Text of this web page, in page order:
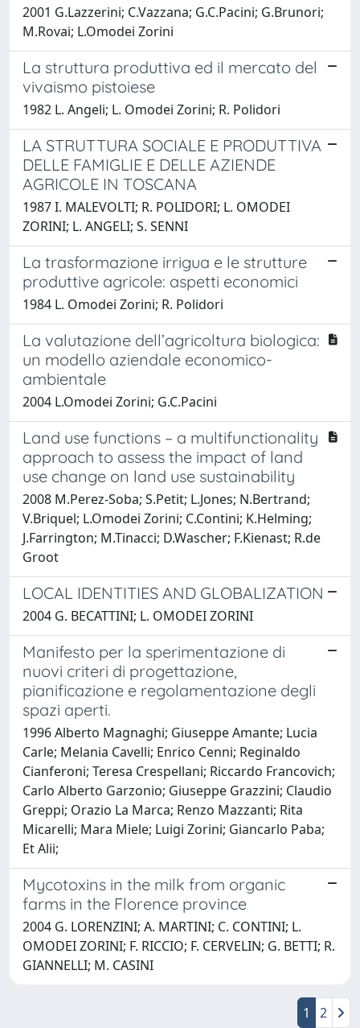
2001 G.Lazzerini; C.Vazzana; G.C.Pacini; G.Brunori;
M.Rovai; L.Omodei Zorini
La struttura produttiva ed il mercato del
vivaismo pistoiese
1982 L. Angeli; L. Omodei Zorini; R. Polidori
LA STRUTTURA SOCIALE E PRODUTTIVA
DELLE FAMIGLIE E DELLE AZIENDE
AGRICOLE IN TOSCANA
1987 I. MALEVOLTI; R. POLIDORI; L. OMODEI
ZORINI; L. ANGELI; S. SENNI
La trasformazione irrigua e le strutture
produttive agricole: aspetti economici
1984 L. Omodei Zorini; R. Polidori
La valutazione dell’agricoltura biologica:
un modello aziendale economico-
ambientale
2004 L.Omodei Zorini; G.C.Pacini
Land use functions – a multifunctionality
approach to assess the impact of land
use change on land use sustainability
2008 M.Perez-Soba; S.Petit; L.Jones; N.Bertrand;
V.Briquel; L.Omodei Zorini; C.Contini; K.Helming;
J.Farrington; M.Tinacci; D.Wascher; F.Kienast; R.de
Groot
LOCAL IDENTITIES AND GLOBALIZATION
2004 G. BECATTINI; L. OMODEI ZORINI
Manifesto per la sperimentazione di
nuovi criteri di progettazione,
pianificazione e regolamentazione degli
spazi aperti.
1996 Alberto Magnaghi; Giuseppe Amante; Lucia
Carle; Melania Cavelli; Enrico Cenni; Reginaldo
Cianferoni; Teresa Crespellani; Riccardo Francovich;
Carlo Alberto Garzonio; Giuseppe Grazzini; Claudio
Greppi; Orazio La Marca; Renzo Mazzanti; Rita
Micarelli; Mara Miele; Luigi Zorini; Giancarlo Paba;
Et Alii;
Mycotoxins in the milk from organic
farms in the Florence province
2004 G. LORENZINI; A. MARTINI; C. CONTINI; L.
OMODEI ZORINI; F. RICCIO; F. CERVELIN; G. BETTI; R.
GIANNELLI; M. CASINI
1 2